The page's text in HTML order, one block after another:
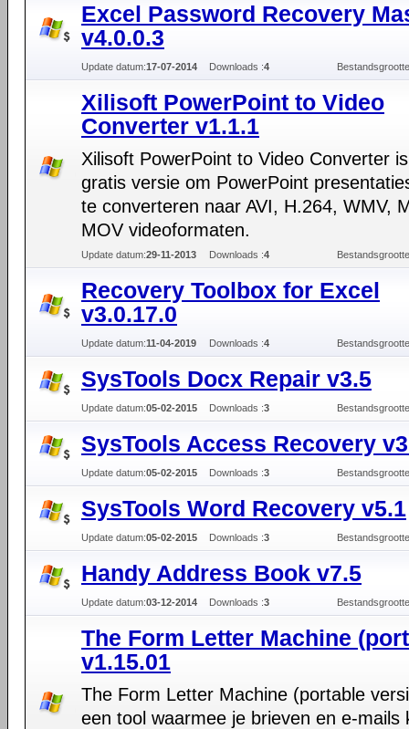
Excel Password Recovery
v4.0.0.3
Update datum:17-07-2014 Downloads :4
Xilisoft PowerPoint to Video
Converter v1.1.1
Xilisoft PowerPoint to Video Converter
gratis versie om PowerPoint
te converteren naar AVI, H.264, WMV,
MOV videoformaten.
Update datum:29-11-2013 Downloads :4
Recovery Toolbox for Excel
v3.0.17.0
Update datum:11-04-2019 Downloads :4
SysTools Docx Repair v3.5
Update datum:05-02-2015 Downloads :3
SysTools Access Recovery
Update datum:05-02-2015 Downloads :3
SysTools Word Recovery v5.1
Update datum:05-02-2015 Downloads :3
Handy Address Book v7.5
Update datum:03-12-2014 Downloads :3
The Form Letter Machine
v1.15.01
The Form Letter Machine (portable
een tool waarmee je brieven en e-mails